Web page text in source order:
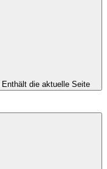
Enthält die aktuelle Seite